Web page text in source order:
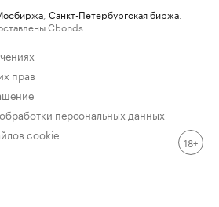
Санкт-Петербургская биржа
Cbonds.
прав
персональных данных
cookie
18+